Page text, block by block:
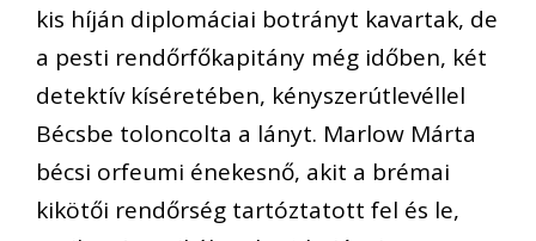
kis híján diplomáciai botrányt kavartak, de
a pesti rendőrfőkapitány még időben, két
detektív kíséretében, kényszerútlevéllel
Bécsbe toloncolta a lányt. Marlow Márta
bécsi orfeumi énekesnő, akit a brémai
kikötői rendőrség tartóztatott fel és le,